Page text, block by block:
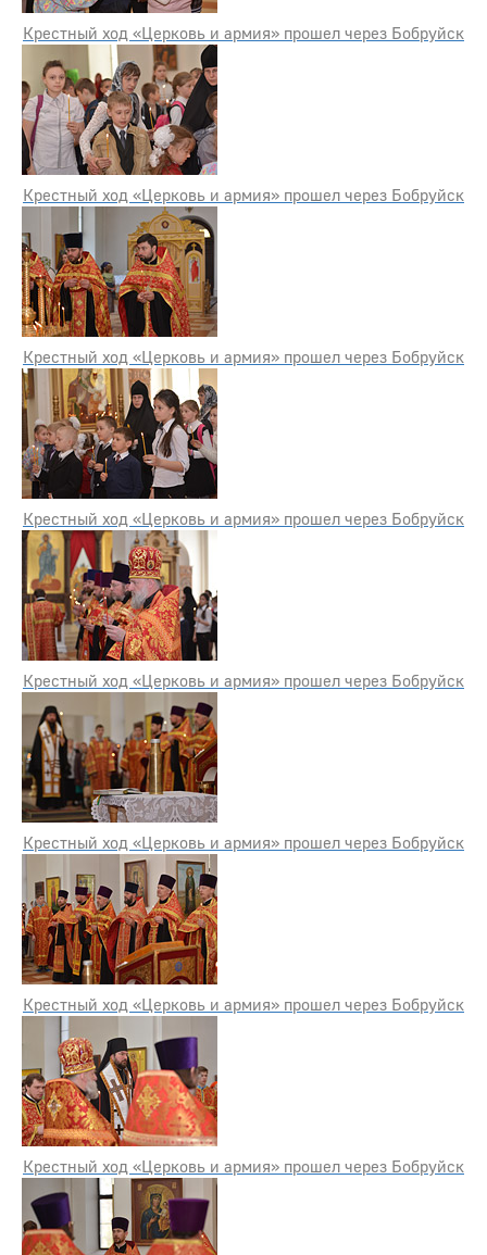
Крестный ход «Церковь и армия» прошел через Бобруйск
Крестный ход «Церковь и армия» прошел через Бобруйск
Крестный ход «Церковь и армия» прошел через Бобруйск
Крестный ход «Церковь и армия» прошел через Бобруйск
Крестный ход «Церковь и армия» прошел через Бобруйск
Крестный ход «Церковь и армия» прошел через Бобруйск
Крестный ход «Церковь и армия» прошел через Бобруйск
Крестный ход «Церковь и армия» прошел через Бобруйск